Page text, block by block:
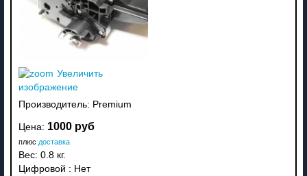
Увеличить
изображение
Производитель: Premium
Цена: 1000 руб
плюс доставка
Вес: 0.8 кг.
Цифровой : Нет